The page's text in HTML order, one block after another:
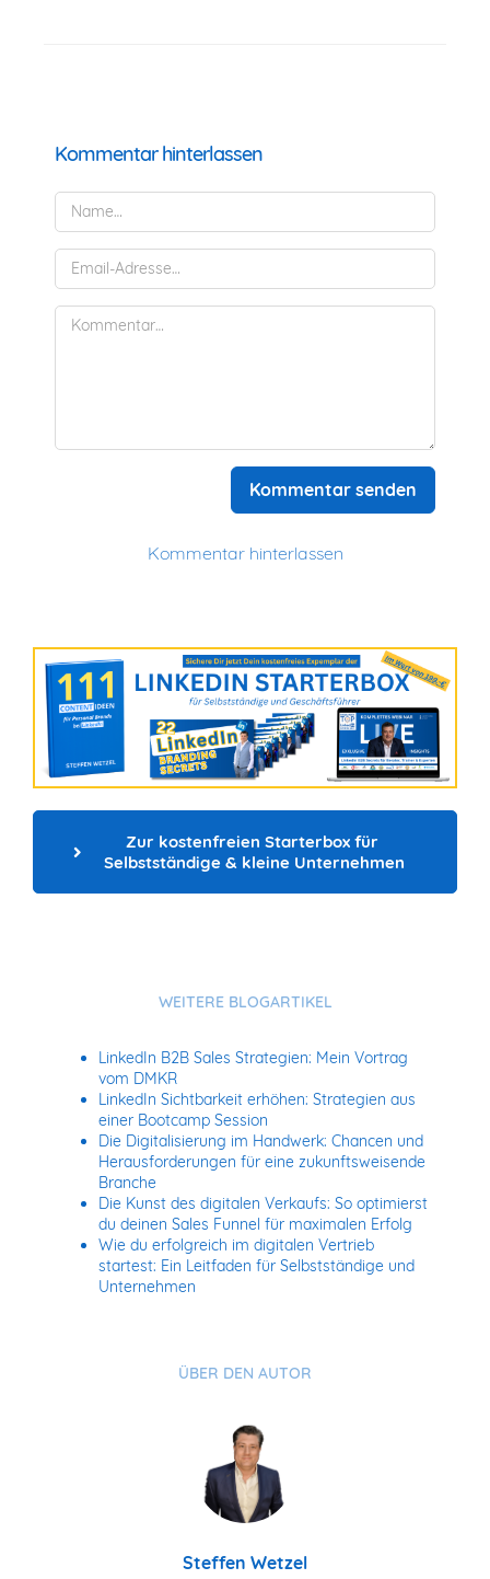
Kommentar hinterlassen
Kommentar senden
Kommentar hinterlassen
Zur kostenfreien Starterbox für
Selbstständige & kleine Unternehmen
WEITERE BLOGARTIKEL
LinkedIn B2B Sales Strategien: Mein Vortrag
vom DMKR
LinkedIn Sichtbarkeit erhöhen: Strategien aus
einer Bootcamp Session
Die Digitalisierung im Handwerk: Chancen und
Herausforderungen für eine zukunftsweisende
Branche
Die Kunst des digitalen Verkaufs: So optimierst
du deinen Sales Funnel für maximalen Erfolg
Wie du erfolgreich im digitalen Vertrieb
startest: Ein Leitfaden für Selbstständige und
Unternehmen
ÜBER DEN AUTOR
Steffen Wetzel